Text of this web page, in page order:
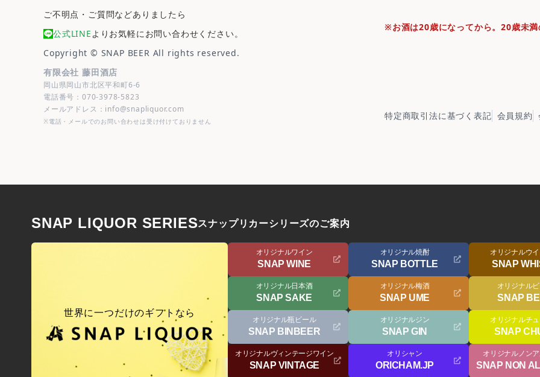
ご不明点・ご質問などありましたら
公式LINEよりお気軽にお問い合わせください。
Copyright © SNAP BEER All rights reserved.
有限会社 藤田酒店
岡山県岡山市北区平和町6-6
電話番号：070-3978-5823
メールアドレス：info@snapliquor.com
※電話・メールでのお問い合わせは受け付けておりません
※お酒は20歳になってから。20歳未満
特定商取引法に基づく表記 会員規約
SNAP LIQUOR SERIESスナップリカーシリーズのご案内
世界に一つだけのギフトなら
オリジナルワイン
SNAP WINE
オリジナル焼酎
SNAP BOTTLE
オリジナルウ
SNAP
オリジナル日本酒
SNAP SAKE
オリジナル梅酒
SNAP UME
オリジナル
SNAP
オリジナル瓶ビール
SNAP BINBEER
オリジナルジン
SNAP GIN
オリジナルチ
SNAP
オリジナルヴィンテージワイン
SNAP VINTAGE
オリシャン
ORICHAM.JP
オリジナルノン
SNAP NON